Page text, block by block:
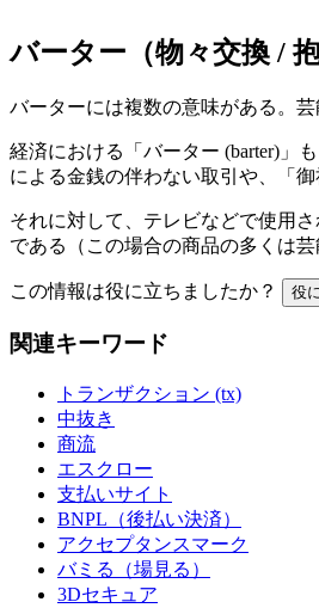
バーター（物々交換 /
バーターには複数の意味がある。
経済における「バーター (barter)」
による金銭の伴わない取引や、「
それに対して、テレビなどで使用
である（この場合の商品の多くは
この情報は役に立ちましたか？ 役
関連キーワード
トランザクション (tx)
中抜き
商流
エスクロー
支払いサイト
BNPL（後払い決済）
アクセプタンスマーク
バミる（場見る）
3Dセキュア